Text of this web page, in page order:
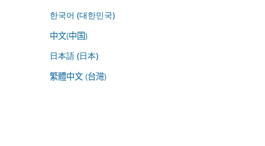
한국어 (대한민국)
中文(中国)
日本語 (日本)
繁體中文 (台灣)